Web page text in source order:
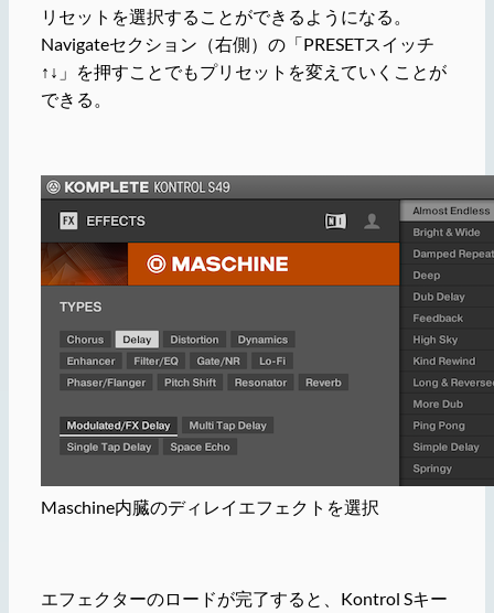
リセットを選択することができるようになる。
Navigateセクション（右側）の「PRESETスイッチ
↑↓」を押すことでもプリセットを変えていくことが
できる。
Maschine内臓のディレイエフェクトを選択
エフェクターのロードが完了すると、Kontrol Sキー